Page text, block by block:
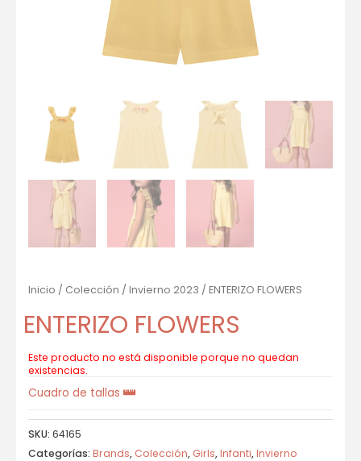
Inicio / Colección / Invierno 2023 / ENTERIZO FLOWERS
ENTERIZO FLOWERS
Este producto no está disponible porque no quedan
existencias.
Cuadro de tallas
SKU: 64165
Categorías: Brands, Colección, Girls,Infanti,Invierno